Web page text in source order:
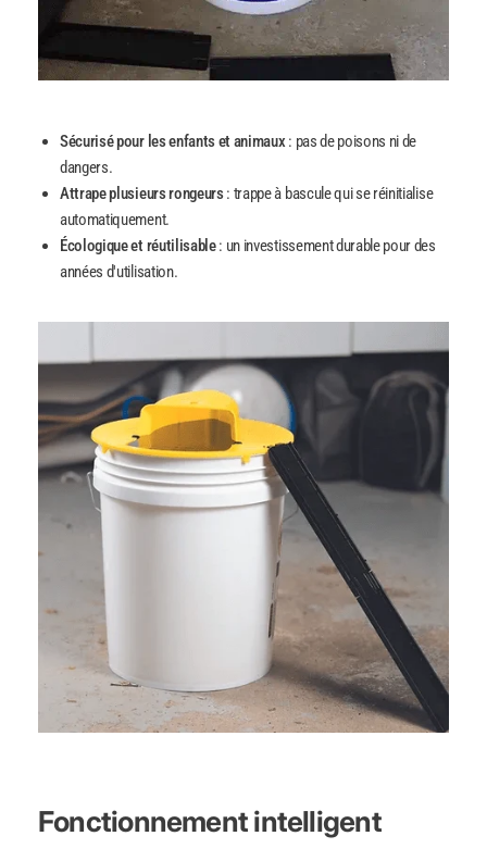
Sécurisé pour les enfants et animaux: pas de poisons ni de
dangers.
Attrape plusieurs rongeurs: trappe à bascule qui se réinitialise
automatiquement.
Écologique et réutilisable: un investissement durable pour des
années d'utilisation.
Fonctionnement intelligent